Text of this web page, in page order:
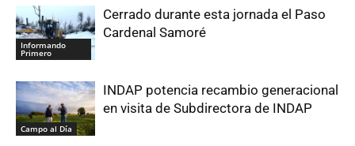
Informando
Primero
Cerrado durante esta jornada el Paso
Cardenal Samoré
Campo al Día
INDAP potencia recambio generacional
en visita de Subdirectora de INDAP